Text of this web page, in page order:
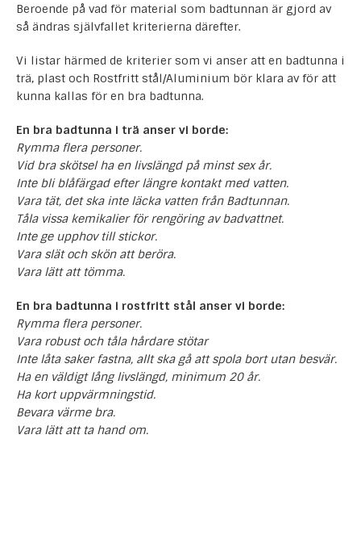
Beroende på vad för material som badtunnan är gjord av
så ändras självfallet kriterierna därefter.
Vi listar härmed de kriterier som vi anser att en badtunna i
trä, plast och Rostfritt stål/Aluminium bör klara av för att
kunna kallas för en bra badtunna.
En bra badtunna i trä anser vi borde:
Rymma flera personer.
Vid bra skötsel ha en livslängd på minst sex år.
Inte bli blåfärgad efter längre kontakt med vatten.
Vara tät, det ska inte läcka vatten från Badtunnan.
Tåla vissa kemikalier för rengöring av badvattnet.
Inte ge upphov till stickor.
Vara slät och skön att beröra.
Vara lätt att tömma.
En bra badtunna i rostfritt stål anser vi borde:
Rymma flera personer.
Vara robust och tåla hårdare stötar
Inte låta saker fastna, allt ska gå att spola bort utan besvär.
Ha en väldigt lång livslängd, minimum 20 år.
Ha kort uppvärmningstid.
Bevara värme bra.
Vara lätt att ta hand om.